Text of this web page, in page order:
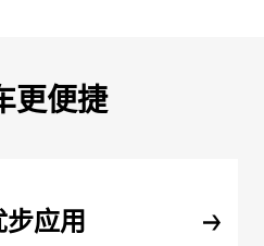
更便捷
应用